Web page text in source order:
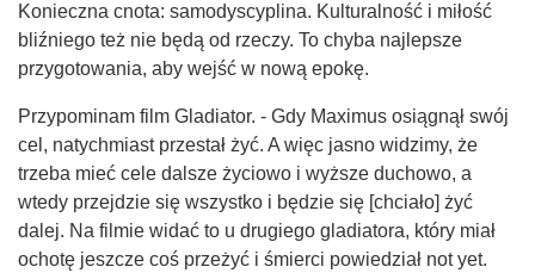
Konieczna cnota: samodyscyplina. Kulturalność i miłość
bliźniego też nie będą od rzeczy. To chyba najlepsze
przygotowania, aby wejść w nową epokę.
Przypominam film Gladiator. - Gdy Maximus osiągnął swój
cel, natychmiast przestał żyć. A więc jasno widzimy, że
trzeba mieć cele dalsze życiowo i wyższe duchowo, a
wtedy przejdzie się wszystko i będzie się [chciało] żyć
dalej. Na filmie widać to u drugiego gladiatora, który miał
ochotę jeszcze coś przeżyć i śmierci powiedział not yet.